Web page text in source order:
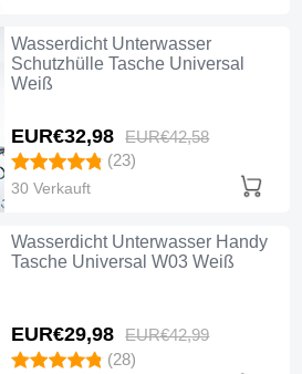
Wasserdicht Unterwasser
Schutzhülle Tasche Universal
Weiß
EUR€32,98 EUR€42,58
(23)
30 Verkauft
Wasserdicht Unterwasser Handy
Tasche Universal W03 Weiß
EUR€29,98 EUR€42,99
(28)